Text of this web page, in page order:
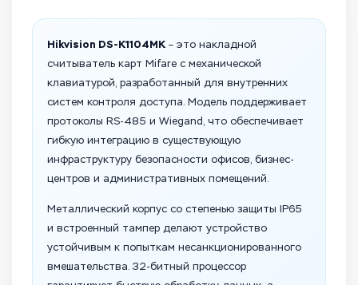
Hikvision DS-K1104MK – это накладной
считыватель карт Mifare с механической
клавиатурой, разработанный для внутренних
систем контроля доступа. Модель поддерживает
протоколы RS-485 и Wiegand, что обеспечивает
гибкую интеграцию в существующую
инфраструктуру безопасности офисов, бизнес-
центров и административных помещений.
Металлический корпус со степенью защиты IP65
и встроенный тампер делают устройство
устойчивым к попыткам несанкционированного
вмешательства. 32-битный процессор